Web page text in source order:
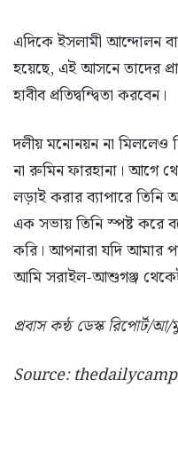
এদিকে ইসলামী আন্দোলন
হয়েছে, এই আসনে তাদের
হাবীব প্রতিদ্বন্দ্বিতা করবেন।
দলীয় মনোনয়ন না মিললেও
না রুমিন ফারহানা। আগে
লড়াই করার ব্যাপারে তিনি
এক সভায় তিনি স্পষ্ট করে
করি। আপনারা যদি আমার
আমি সরাইল-আশুগঞ্জ
প্রবাস কন্ঠ ডেস্ক রিপোর্ট/আ/
Source: